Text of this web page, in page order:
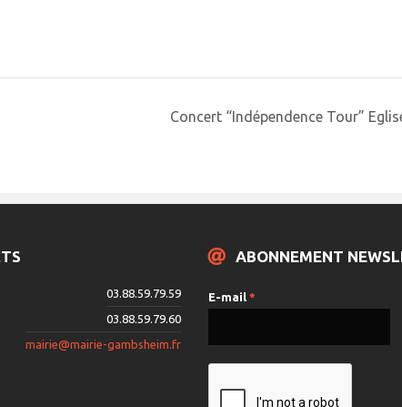
Concert “Indépendence Tour”
03.88.59.79.59
03.88.59.79.60
mairie@mairie-gambsheim.fr
ABONNEMENT
E-mail *